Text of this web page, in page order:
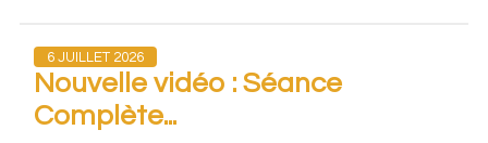
6 JUILLET 2026
Nouvelle vidéo : Séance
Complète...